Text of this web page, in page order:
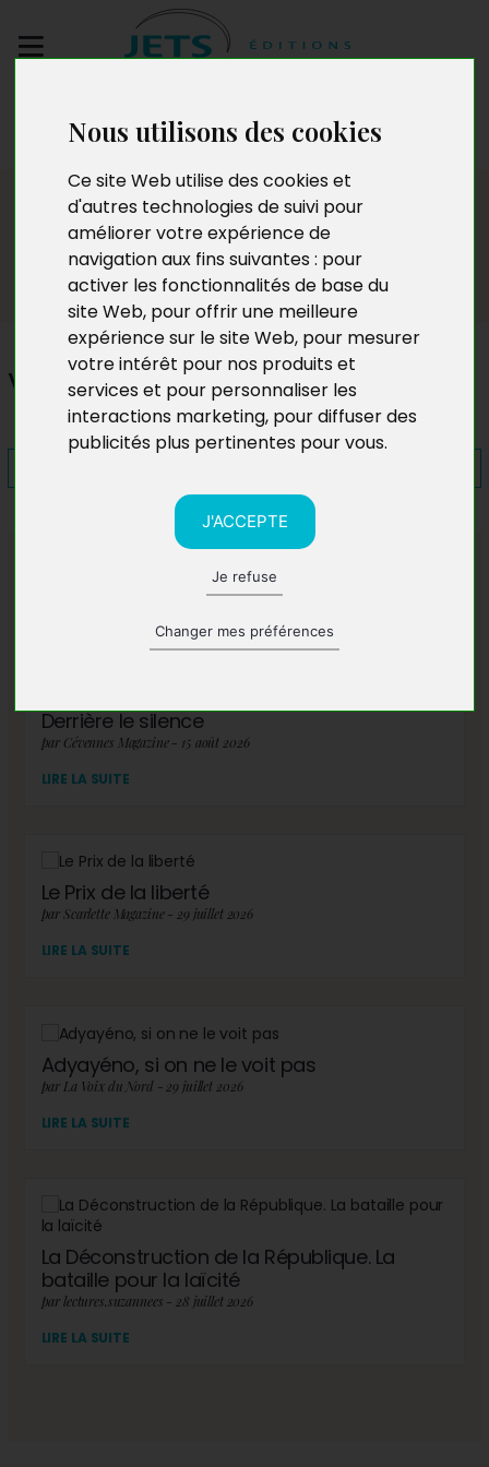
Nous utilisons des cookies
Ce site Web utilise des cookies et
d'autres technologies de suivi pour
améliorer votre expérience de
navigation aux fins suivantes : pour
activer les fonctionnalités de base du
site Web, pour offrir une meilleure
expérience sur le site Web, pour mesurer
votre intérêt pour nos produits et
services et pour personnaliser les
interactions marketing, pour diffuser des
publicités plus pertinentes pour vous.
J'ACCEPTE
Je refuse
Changer mes préférences
manuscrit
Presse
Ving conflits pour apprendre
A lire également
Derrière le silence
par Cévennes Magazine - 15 août 2026
LIRE LA SUITE
Le Prix de la liberté
par Scarlette Magazine - 29 juillet 2026
LIRE LA SUITE
Adyayéno, si on ne le voit pas
par La Voix du Nord - 29 juillet 2026
LIRE LA SUITE
La Déconstruction de la République. La
bataille pour la laïcité
par lectures.suzannees - 28 juillet 2026
LIRE LA SUITE